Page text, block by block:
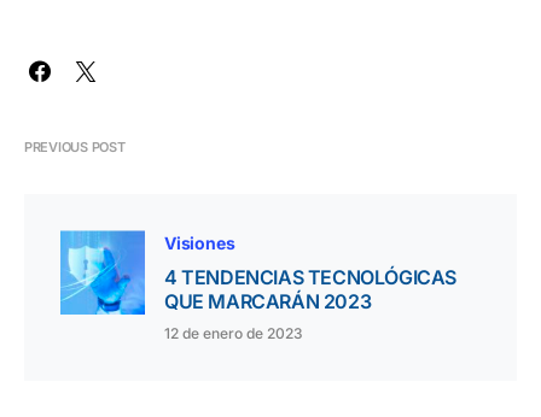
PREVIOUS POST
Visiones
4 TENDENCIAS TECNOLÓGICAS
QUE MARCARÁN 2023
12 de enero de 2023